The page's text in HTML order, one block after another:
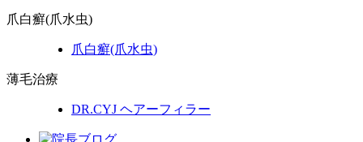
爪白癬(爪水虫)
爪白癬(爪水虫)
薄毛治療
DR.CYJ ヘアーフィラー